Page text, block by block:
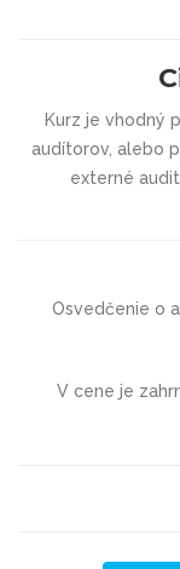
Kurz je vhodný
audítorov, alebo
externé
Osvedčenie o
V cene je